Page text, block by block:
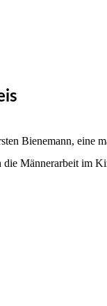
Bienemann, eine
Männerarbeit im